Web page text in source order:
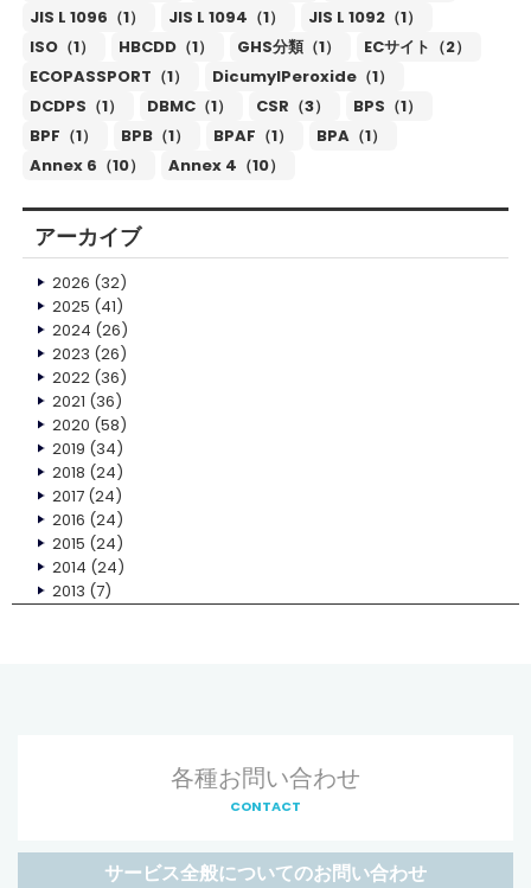
JIS L 1096（1）
JIS L 1094（1）
JIS L 1092（1）
ISO（1）
HBCDD（1） GHS分類（1）
ECサイト（2）
ECOPASSPORT（1）
DicumylPeroxide（1）
DCDPS（1）
DBMC（1） CSR（3）
BPS（1）
BPF（1）
BPB（1） BPAF（1）
BPA（1）
Annex 6（10）
Annex 4（10）
アーカイブ
2026 (32)
2025 (41)
2024 (26)
2023 (26)
2022(36)
2021 (36)
2020 (58)
2019 (34)
2018 (24)
2017(24)
2016 (24)
2015 (24)
2014 (24)
2013 (7)
各種お問い合わせ
CONTACT
サービス全般についてのお問い合わせ